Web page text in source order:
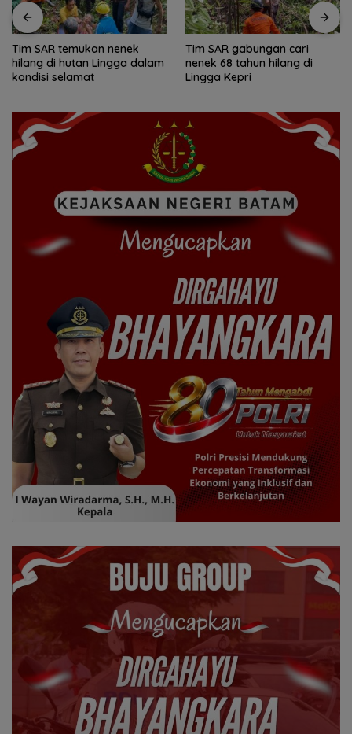
Tim SAR temukan nenek
hilang di hutan Lingga dalam
kondisi selamat
Tim SAR gabungan cari
nenek 68 tahun hilang di
Lingga Kepri